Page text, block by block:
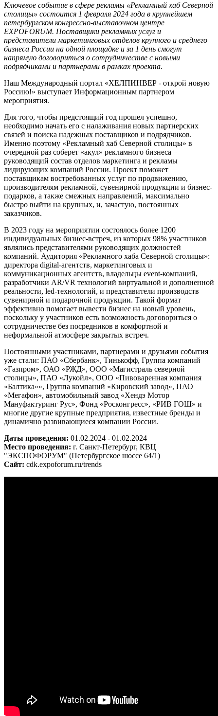
Ключевое событие в сфере рекламы «Рекламный хаб Северной
столицы» состоится 1 февраля 2024 года в крупнейшем
петербургском конгрессно-выставочном центре
EXPOFORUM. Поставщики рекламных услуг и
представители маркетинговых отделов крупного и среднего
бизнеса России на одной площадке и за 1 день смогут
напрямую договориться о сотрудничестве с новыми
подрядчиками и партнерами в рамках проекта.
Наш Международный портал «ХЕЛПИНВЕР - открой новую
Россию!» выступает Информационным партнером
мероприятия.
Для того, чтобы предстоящий год прошел успешно,
необходимо начать его с налаживания новых партнерских
связей и поиска надежных поставщиков и подрядчиков.
Именно поэтому «Рекламный хаб Северной столицы» в
очередной раз соберет «акул» рекламного бизнеса –
руководящий состав отделов маркетинга и рекламы
лидирующих компаний России. Проект поможет
поставщикам востребованных услуг по продвижению,
производителям рекламной, сувенирной продукции и бизнес-
подарков, а также смежных направлений, максимально
быстро выйти на крупных, и, зачастую, постоянных
заказчиков.
В 2023 году на мероприятии состоялось более 1200
индивидуальных бизнес-встреч, из которых 98% участников
являлись представителями руководящих должностей
компаний. Аудитория «Рекламного хаба Северной столицы»:
директора digital-агентств, маркетинговых и
коммуникационных агентств, владельцы event-компаний,
разработчики AR/VR технологий виртуальной и дополненной
реальности, led-технологий, и представители производств
сувенирной и подарочной продукции. Такой формат
эффективно помогает вывести бизнес на новый уровень,
поскольку у участников есть возможность договориться о
сотрудничестве без посредников в комфортной и
неформальной атмосфере закрытых встреч.
Постоянными участниками, партнерами и друзьями события
уже стали: ПАО «Сбербанк», Тинькофф, Группа компаний
«Газпром», ОАО «РЖД», ООО «Магистраль северной
столицы», ПАО «Лукойл», ООО «Пивоваренная компания
«Балтика»», Группа компаний «Кировский завод», ПАО
«Мегафон», автомобильный завод «Хендэ Мотор
Мануфактуринг Рус», Фонд «Росконгресс», «РИВ ГОШ» и
многие другие крупные предприятия, известные бренды и
динамично развивающиеся компании России.
Даты проведения: 01.02.2024 - 01.02.2024
Место проведения: г. Санкт-Петербург, КВЦ
"ЭКСПОФОРУМ" (Петербургское шоссе 64/1)
Сайт: cdk.expoforum.ru/trends